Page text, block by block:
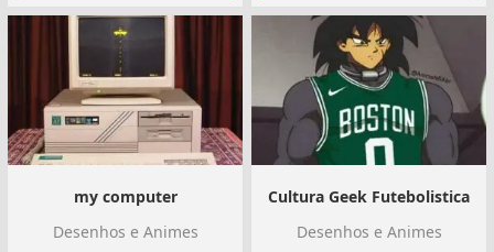
my computer
Desenhos e Animes
Cultura Geek Futebolistica
Desenhos e Animes